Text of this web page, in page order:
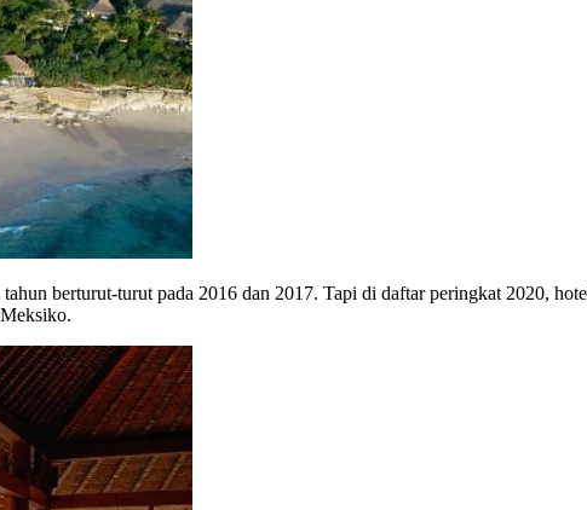
berturut-turut pada 2016 dan 2017. Tapi di daftar peringkat 2020,